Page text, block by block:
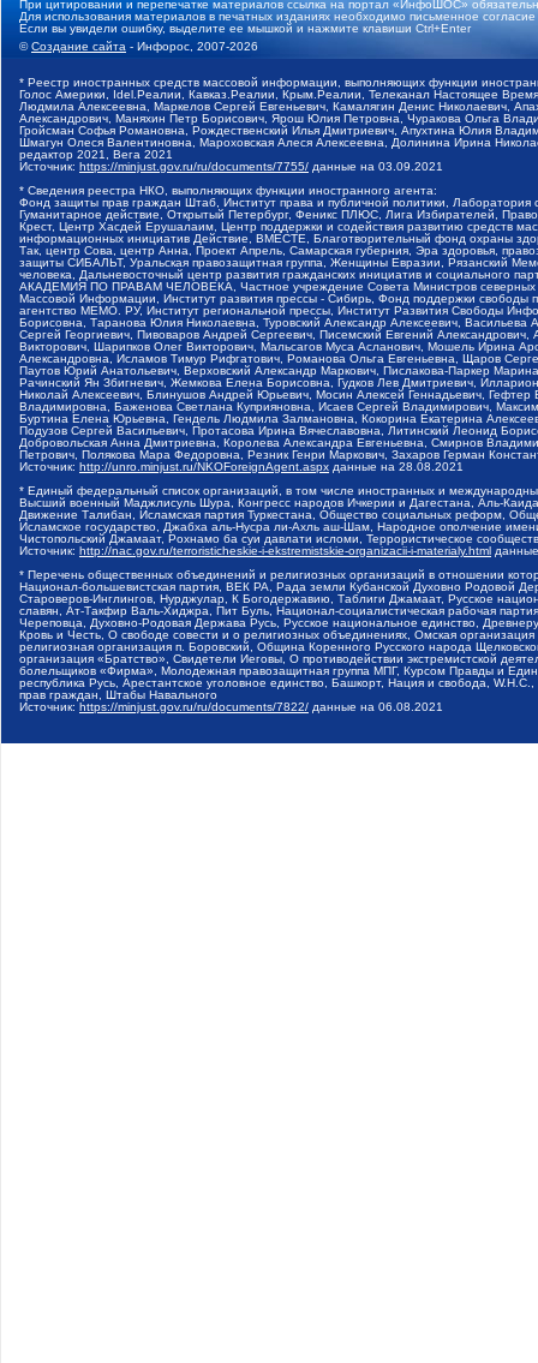
При цитировании и перепечатке материалов ссылка на портал «ИнфоШОС»
Для использования материалов в печатных изданиях необходимо письменное
Если вы увидели ошибку, выделите ее мышкой и нажмите клавиши Ctrl+Enter
©Создание сайта - Инфорос, 2007-2026
* Реестр иностранных средств массовой информации, выполняющих функции
Голос Америки, Idel.Реалии, Кавказ.Реалии, Крым.Реалии, Телеканал Настоящее
Людмила Алексеевна, Маркелов Сергей Евгеньевич, Камалягин Денис Николаевич,
Александрович, Маняхин Петр Борисович, Ярош Юлия Петровна, Чуракова Ольга
Гройсман Софья Романовна, Рождественский Илья Дмитриевич, Апухтина Юлия
Шмагун Олеся Валентиновна, Мароховская Алеся Алексеевна, Долинина Ирина
редактор 2021, Вега 2021
Источник: https://minjust.gov.ru/ru/documents/7755/ данные на 03.09.2021
* Сведения реестра НКО, выполняющих функции иностранного агента:
Фонд защиты прав граждан Штаб, Институт права и публичной политики,
Гуманитарное действие, Открытый Петербург, Феникс ПЛЮС, Лига Избирателей,
Крест, Центр Хасдей Ерушалаим, Центр поддержки и содействия развитию средств
информационных инициатив Действие, ВМЕСТЕ, Благотворительный фонд охраны
Так, центр Сова, центр Анна, Проект Апрель, Самарская губерния, Эра здоровья,
защиты СИБАЛЬТ, Уральская правозащитная группа, Женщины Евразии, Рязанский
человека, Дальневосточный центр развития гражданских инициатив и социального
АКАДЕМИЯ ПО ПРАВАМ ЧЕЛОВЕКА, Частное учреждение Совета Министров северных
Массовой Информации, Институт развития прессы - Сибирь, Фонд поддержки
агентство МЕМО. РУ, Институт региональной прессы, Институт Развития Свободы
Борисовна, Таранова Юлия Николаевна, Туровский Александр Алексеевич,
Сергей Георгиевич, Пивоваров Андрей Сергеевич, Писемский Евгений
Викторович, Шарипков Олег Викторович, Мальсагов Муса Асланович, Мошель Ирина
Александровна, Исламов Тимур Рифгатович, Романова Ольга Евгеньевна, Щаров
Паутов Юрий Анатольевич, Верховский Александр Маркович, Пислакова-Паркер
Рачинский Ян Збигневич, Жемкова Елена Борисовна, Гудков Лев Дмитриевич,
Николай Алексеевич, Блинушов Андрей Юрьевич, Мосин Алексей Геннадьевич,
Владимировна, Баженова Светлана Куприяновна, Исаев Сергей Владимирович,
Буртина Елена Юрьевна, Гендель Людмила Залмановна, Кокорина Екатерина
Подузов Сергей Васильевич, Протасова Ирина Вячеславовна, Литинский Леонид
Добровольская Анна Дмитриевна, Королева Александра Евгеньевна, Смирнов
Петрович, Полякова Мара Федоровна, Резник Генри Маркович, Захаров Герман
Источник: http://unro.minjust.ru/NKOForeignAgent.aspx данные на 28.08.2021
* Единый федеральный список организаций, в том числе иностранных и
Высший военный Маджлисуль Шура, Конгресс народов Ичкерии и Дагестана, Аль-
Движение Талибан, Исламская партия Туркестана, Общество социальных реформ,
Исламское государство, Джабха аль-Нусра ли-Ахль аш-Шам, Народное ополчение
Чистопольский Джамаат, Рохнамо ба суи давлати исломи, Террористическое
Источник: http://nac.gov.ru/terroristicheskie-i-ekstremistskie-organizacii-i-materialy.html
* Перечень общественных объединений и религиозных организаций в отношении
Национал-большевистская партия, ВЕК РА, Рада земли Кубанской Духовно Родовой
Староверов-Инглингов, Нурджулар, К Богодержавию, Таблиги Джамаат, Русское
славян, Ат-Такфир Валь-Хиджра, Пит Буль, Национал-социалистическая рабочая
Череповца, Духовно-Родовая Держава Русь, Русское национальное единство,
Кровь и Честь, О свободе совести и о религиозных объединениях, Омская
религиозная организация п. Боровский, Община Коренного Русского народа
организация «Братство», Свидетели Иеговы, О противодействии экстремистской
болельщиков «Фирма», Молодежная правозащитная группа МПГ, Курсом Правды и
республика Русь, Арестантское уголовное единство, Башкорт, Нация и свобода,
прав граждан, Штабы Навального
Источник: https://minjust.gov.ru/ru/documents/7822/ данные на 06.08.2021